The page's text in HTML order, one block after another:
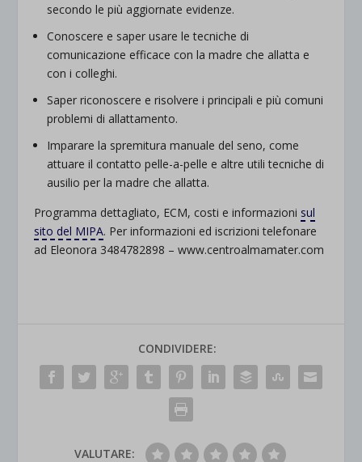
secondo le più aggiornate evidenze.
Conoscere e saper usare le tecniche di
comunicazione efficace con la madre che allatta e
con i colleghi.
Saper riconoscere e risolvere i principali e più comuni
problemi di allattamento.
Imparare la spremitura manuale del seno, come
attuare il contatto pelle-a-pelle e altre utili tecniche di
ausilio per la madre che allatta.
Programma dettagliato, ECM, costi e informazioni sul
sito del MIPA. Per informazioni ed iscrizioni telefonare
ad Eleonora 3484782898 – www.centroalmamater.com
CONDIVIDERE:
VALUTARE: